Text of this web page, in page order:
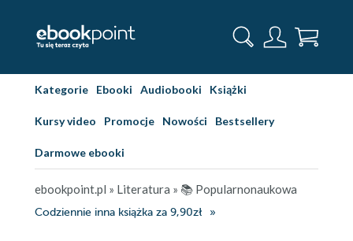
Kategorie Ebooki Audiobooki Książki
Kursy video Promocje Nowości Bestsellery
Darmowe ebooki
ebookpoint.pl » Literatura » 📚 Popularnonaukowa
Codziennie inna książka za 9,90zł